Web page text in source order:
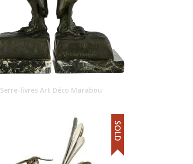
Serre-livres Art Déco Marabou
SOLD